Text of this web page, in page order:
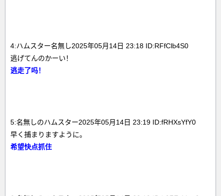
4:ハムスター名無し2025年05月14日 23:18 ID:RFfClb4S0
逃げてんのかーい！
逃走了吗！
5:名無しのハムスター2025年05月14日 23:19 ID:fRHXsYfY0
早く捕まりますように。
希望快点抓住